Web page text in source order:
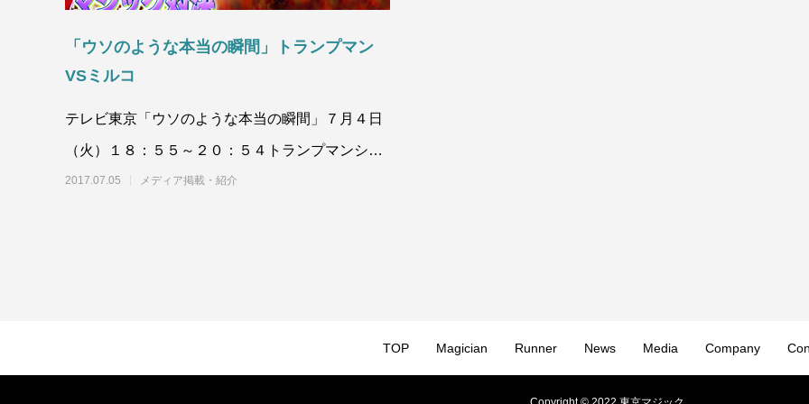
「ウソのような本当の瞬間」トランプマン
VSミルコ
テレビ東京「ウソのような本当の瞬間」７月４日
（火）１８：５５～２０：５４トランプマンシリ
ーズ 第１６回 を放送。&nbs
2017.07.05 メディア掲載・紹介
TOP Magician Runner News Media Company